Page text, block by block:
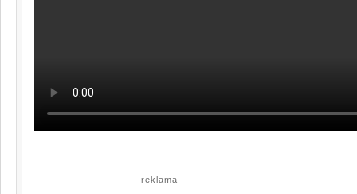
reklama